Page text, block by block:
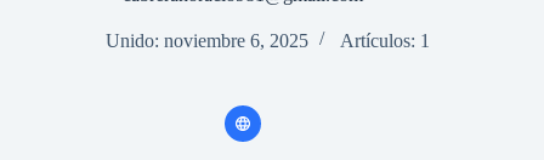
Unido: noviembre 6, 2025 Artículos: 1